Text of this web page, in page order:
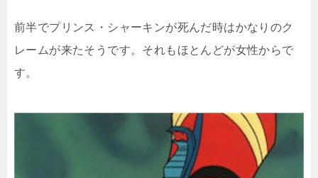
前半でプリンス・シャーキンが死んだ時はかなりのク
レームが来たそうです。それもほとんどが女性からで
す。